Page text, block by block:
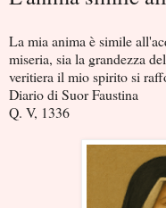
La mia anima è simile
miseria, sia la grandezza
veritiera il mio spirito si
Diario di Suor Faustina
Q. V, 1336